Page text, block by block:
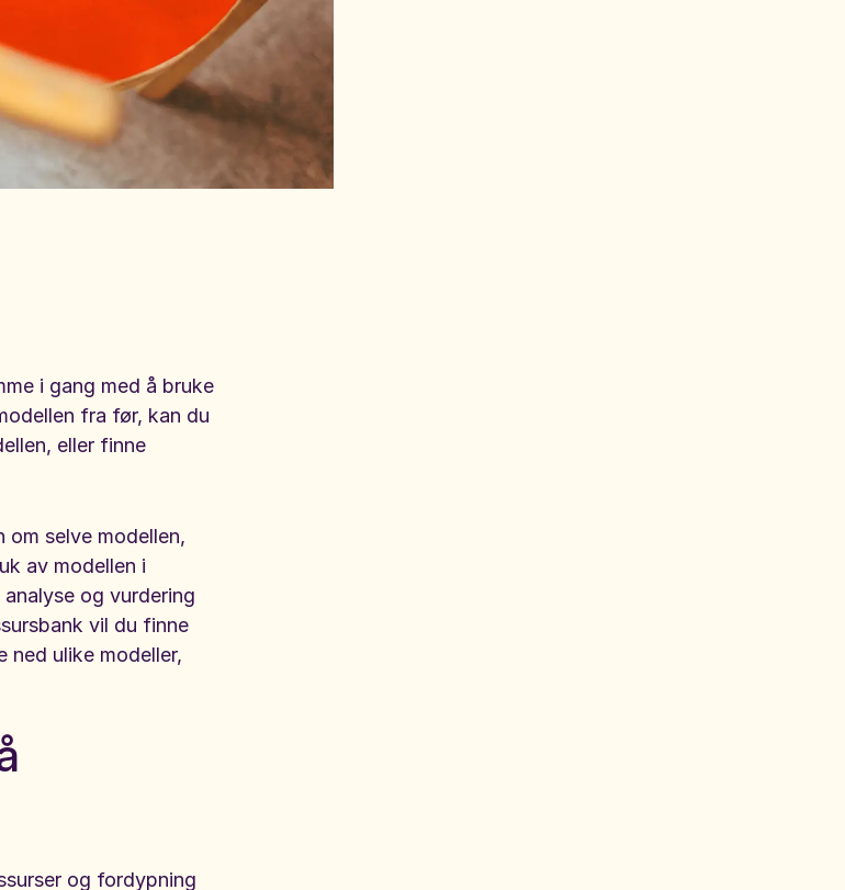
i gang med å bruke
fra før, kan du
eller finne
selve modellen,
av modellen i
og vurdering
vil du finne
ned ulike modeller,
og fordypning